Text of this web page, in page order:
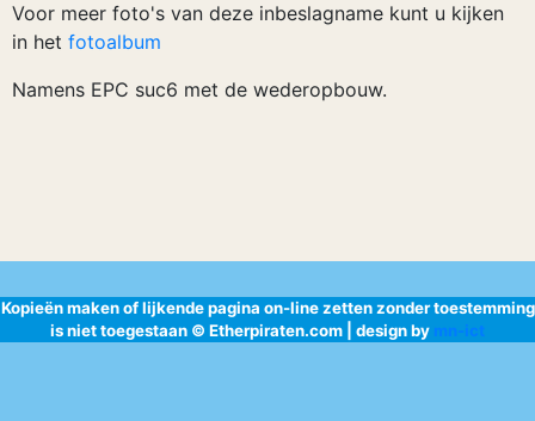
Voor meer foto's van deze inbeslagname kunt u kijken
in het fotoalbum
Namens EPC suc6 met de wederopbouw.
Kopieën maken of lijkende pagina on-line zetten zonder toestemming
is niet toegestaan © Etherpiraten.com | design by mn-ict